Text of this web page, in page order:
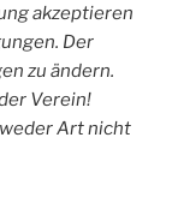
akzeptieren
Der
zu ändern.
Verein!
Art nicht